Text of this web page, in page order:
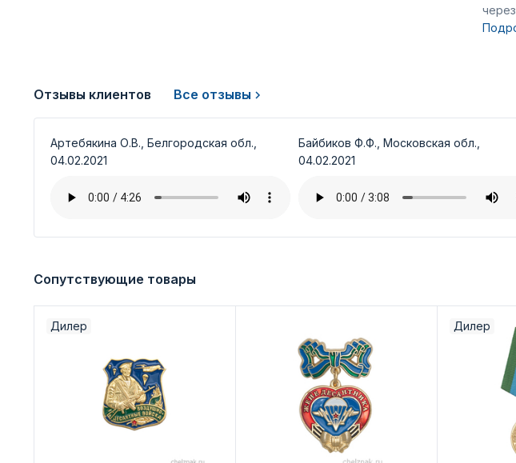
через
Отзывы клиентов Все отзывы
Артебякина О.В., Белгородская обл.,
04.02.2021
Байбиков Ф.Ф., Московская обл.,
04.02.2021
Сопутствующие товары
Дилер Дилер